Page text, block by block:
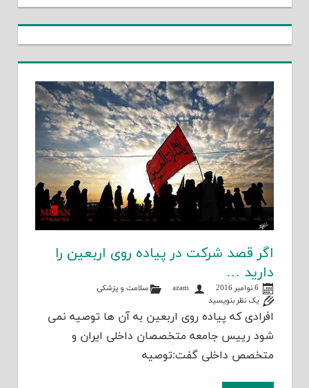
اگر قصد شرکت در پیاده روی اربعین را
دارید …
6 نوامبر 2016 azam
سلامت و پزشکی
یک نظر بنویسید
افرادی که پیاده روی اربعین به آن ها توصیه نمی
شود رییس جامعه متخصصان داخلی ایران و
متخصص داخلی گفت:توصیه